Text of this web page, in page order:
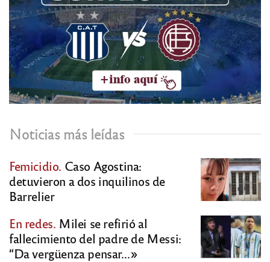
Noticias más leídas
Femicidio. Caso Agostina:
detuvieron a dos inquilinos de
Barrelier
En redes. Milei se refirió al
fallecimiento del padre de Messi:
“Da vergüenza pensar…»